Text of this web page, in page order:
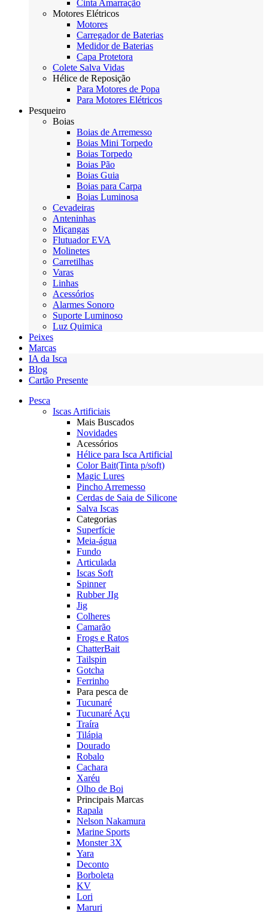
Cinta Amarração
Motores Elétricos
Motores
Carregador de Baterias
Medidor de Baterias
Capa Protetora
Colete Salva Vidas
Hélice de Reposição
Para Motores de Popa
Para Motores Elétricos
Pesqueiro
Boias
Boias de Arremesso
Boias Mini Torpedo
Boias Torpedo
Boias Pão
Boias Guia
Boias para Carpa
Boias Luminosa
Cevadeiras
Anteninhas
Miçangas
Flutuador EVA
Molinetes
Carretilhas
Varas
Linhas
Acessórios
Alarmes Sonoro
Suporte Luminoso
Luz Quimica
Peixes
Marcas
IA da Isca
Blog
Cartão Presente
Pesca
Iscas Artificiais
Mais Buscados
Novidades
Acessórios
Hélice para Isca Artificial
Color Bait(Tinta p/soft)
Magic Lures
Pincho Arremesso
Cerdas de Saia de Silicone
Salva Iscas
Categorias
Superfície
Meia-água
Fundo
Articulada
Iscas Soft
Spinner
Rubber JIg
Jig
Colheres
Camarão
Frogs e Ratos
ChatterBait
Tailspin
Gotcha
Ferrinho
Para pesca de
Tucunaré
Tucunaré Açu
Traíra
Tilápia
Dourado
Robalo
Cachara
Xaréu
Olho de Boi
Principais Marcas
Rapala
Nelson Nakamura
Marine Sports
Monster 3X
Yara
Deconto
Borboleta
KV
Lori
Maruri